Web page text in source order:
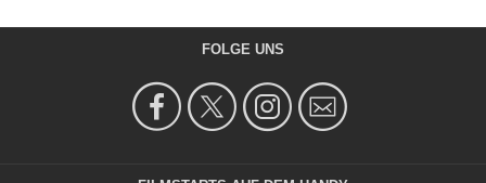
FOLGE UNS